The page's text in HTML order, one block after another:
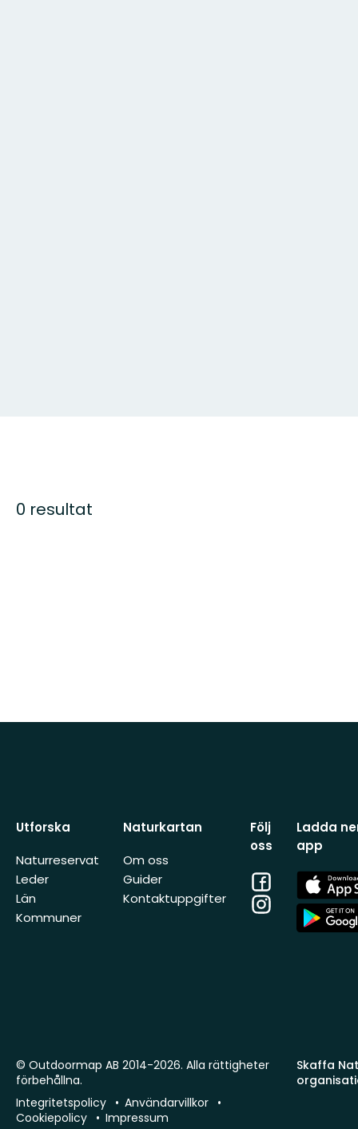
0 resultat
Utforska
Naturreservat
Leder
Län
Kommuner
Naturkartan
Om oss
Guider
Kontaktuppgifter
Följ
oss
Facebook
Instagram
Ladda
app
App
Store
App
Store
Skaffa
© Outdoormap AB 2014-2026. Alla rättigheter
förbehållna.
Integritetspolicy
Användarvillkor
Cookiepolicy
Impressum